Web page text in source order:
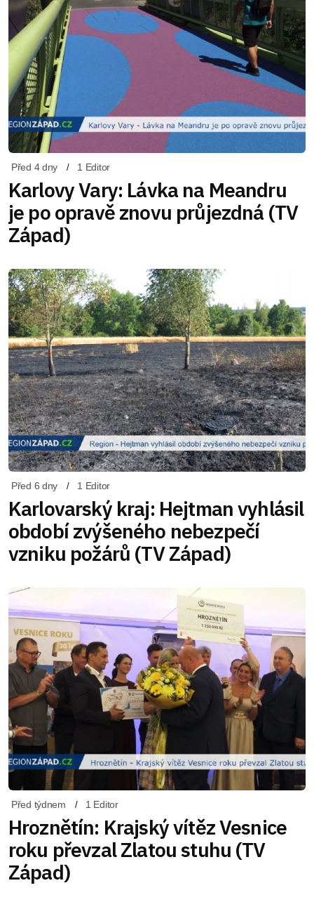
Před 4 dny 1 Editor
Karlovy Vary: Lávka na Meandru
je po opravě znovu průjezdná (TV
Západ)
Před 6 dny 1 Editor
Karlovarský kraj: Hejtman vyhlásil
období zvýšeného nebezpečí
vzniku požárů (TV Západ)
Před týdnem 1 Editor
Hroznětín: Krajský vítěz Vesnice
roku převzal Zlatou stuhu (TV
Západ)